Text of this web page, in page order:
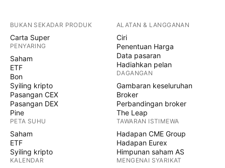
BUKAN SEKADAR PRODUK
Carta Super
PENYARING
Saham
ETF
Bon
Syiling kripto
Pasangan CEX
Pasangan DEX
Pine
PETA SUHU
Saham
ETF
Syiling kripto
KALENDAR
ALATAN & LANGGANAN
Ciri
Penentuan Harga
Data pasaran
Hadiahkan pelan
DAGANGAN
Gambaran keseluruhan
Broker
Perbandingan broker
The Leap
TAWARAN ISTIMEWA
Hadapan CME Group
Hadapan Eurex
Himpunan saham AS
MENGENAI SYARIKAT